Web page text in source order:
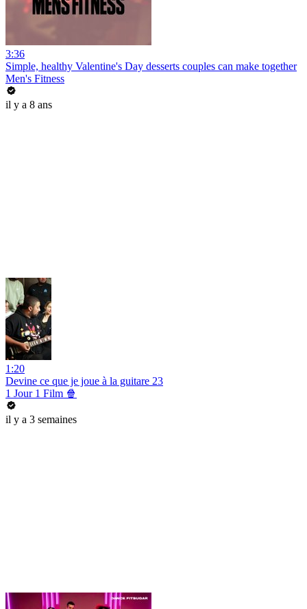
3:36
Simple, healthy Valentine's Day desserts couples can make together
Men's Fitness
il y a 8 ans
1:20
Devine ce que je joue à la guitare 23
1 Jour 1 Film 🍿
il y a 3 semaines